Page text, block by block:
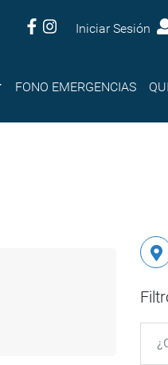
Iniciar Sesión
FONO EMERGENCIAS